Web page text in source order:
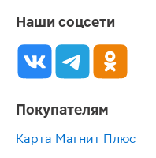
Наши соцсети
Покупателям
Карта Магнит Плюс